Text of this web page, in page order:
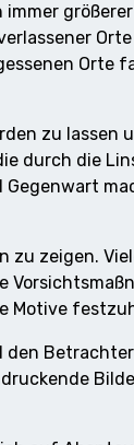
immer
Orte
zu lassen
durch die
zeigen.
Motive